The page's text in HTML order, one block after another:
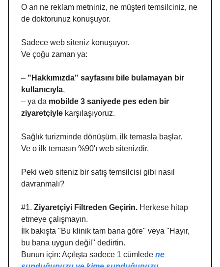
O an ne reklam metniniz, ne müşteri temsilciniz, ne
de doktorunuz konuşuyor.
Sadece web siteniz konuşuyor.
Ve çoğu zaman ya:
– "Hakkımızda" sayfasını bile bulamayan bir
kullanıcıyla,
– ya da mobilde 3 saniyede pes eden bir
ziyaretçiyle karşılaşıyoruz.
Sağlık turizminde dönüşüm, ilk temasla başlar.
Ve o ilk temasın %90'ı web sitenizdir.
Peki web siteniz bir satış temsilcisi gibi nasıl
davranmalı?
#1. Ziyaretçiyi Filtreden Geçirin. Herkese hitap
etmeye çalışmayın.
İlk bakışta "Bu klinik tam bana göre" veya "Hayır,
bu bana uygun değil" dedirtin.
Bunun için: Açılışta sadece 1 cümlede ne